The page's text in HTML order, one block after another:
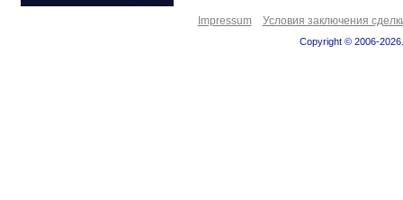
Impressum Условия заключения
Copyright © 2006-